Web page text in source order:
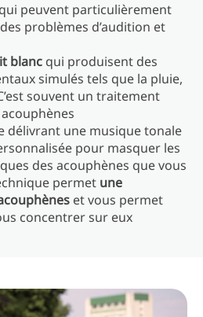
peuvent particulièrement
problèmes d’audition et
blanc qui produisent des
simulés tels que la pluie,
souvent un traitement
délivrant une musique tonale
pour masquer les
des acouphènes que vous
permet une
et vous permet
concentrer sur eux